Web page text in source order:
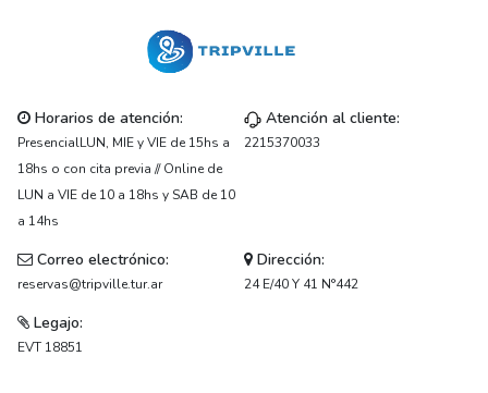
Horarios de atención:
PresencialLUN, MIE y VIE de 15hs a
18hs o con cita previa // Online de
LUN a VIE de 10 a 18hs y SAB de 10
a 14hs
Atención al cliente:
2215370033
Correo electrónico:
reservas@tripville.tur.ar
Dirección:
24 E/40 Y 41 N°442
Legajo:
EVT 18851